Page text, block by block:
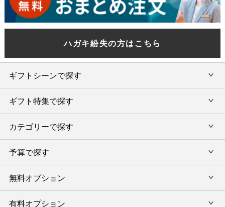
ハガキ紛失の方はこちら
ギフトシーンで探す
内祝い・お返し
結婚内祝い・引出物
出産内祝い・お返し
香典返し・法要引出物
ギフト特集で探す
旅行カタログギフト
カタログギフトランキング
今治タオル特集
カテゴリーで探す
カタログギフト
グルメ限定カタログギフト
予算で探す
カタログギフトを予算で選ぶ
タオルギフトを予算で選ぶ
無料オプション
有料オプション